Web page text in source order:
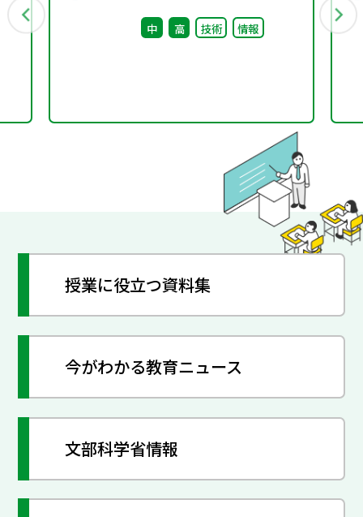
※会議後修正
中 高 技術 情報
授業に役立つ資料集
今がわかる教育ニュース
文部科学省情報